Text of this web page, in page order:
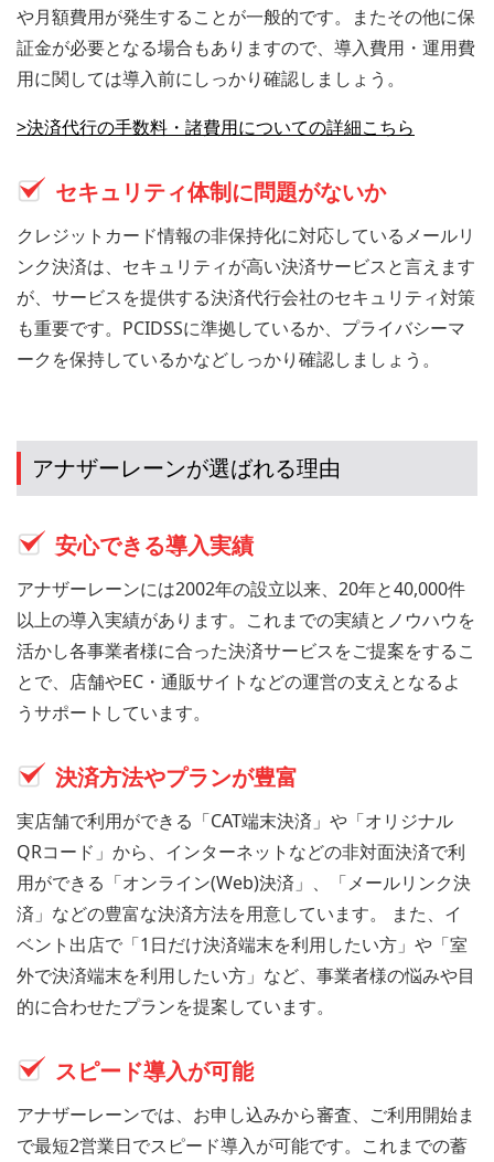
や月額費用が発生することが一般的です。またその他に保
証金が必要となる場合もありますので、導入費用・運用費
用に関しては導入前にしっかり確認しましょう。
>決済代行の手数料・諸費用についての詳細こちら
セキュリティ体制に問題がないか
クレジットカード情報の非保持化に対応しているメールリ
ンク決済は、セキュリティが高い決済サービスと言えます
が、サービスを提供する決済代行会社のセキュリティ対策
も重要です。PCIDSSに準拠しているか、プライバシーマ
ークを保持しているかなどしっかり確認しましょう。
アナザーレーンが選ばれる理由
安心できる導入実績
アナザーレーンには2002年の設立以来、20年と40,000件
以上の導入実績があります。これまでの実績とノウハウを
活かし各事業者様に合った決済サービスをご提案をするこ
とで、店舗やEC・通販サイトなどの運営の支えとなるよ
うサポートしています。
決済方法やプランが豊富
実店舗で利用ができる「CAT端末決済」や「オリジナル
QRコード」から、インターネットなどの非対面決済で利
用ができる「オンライン(Web)決済」、「メールリンク決
済」などの豊富な決済方法を用意しています。 また、イ
ベント出店で「1日だけ決済端末を利用したい方」や「室
外で決済端末を利用したい方」など、事業者様の悩みや目
的に合わせたプランを提案しています。
スピード導入が可能
アナザーレーンでは、お申し込みから審査、ご利用開始ま
で最短2営業日でスピード導入が可能です。これまでの蓄